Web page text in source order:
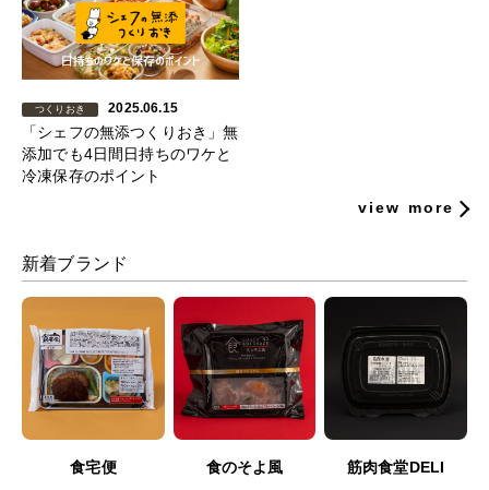
つくりおき 2025.06.15
「シェフの無添つくりおき」無
添加でも4日間日持ちのワケと
冷凍保存のポイント
view more
新着ブランド
食宅便 食のそよ風
筋肉食堂DELI